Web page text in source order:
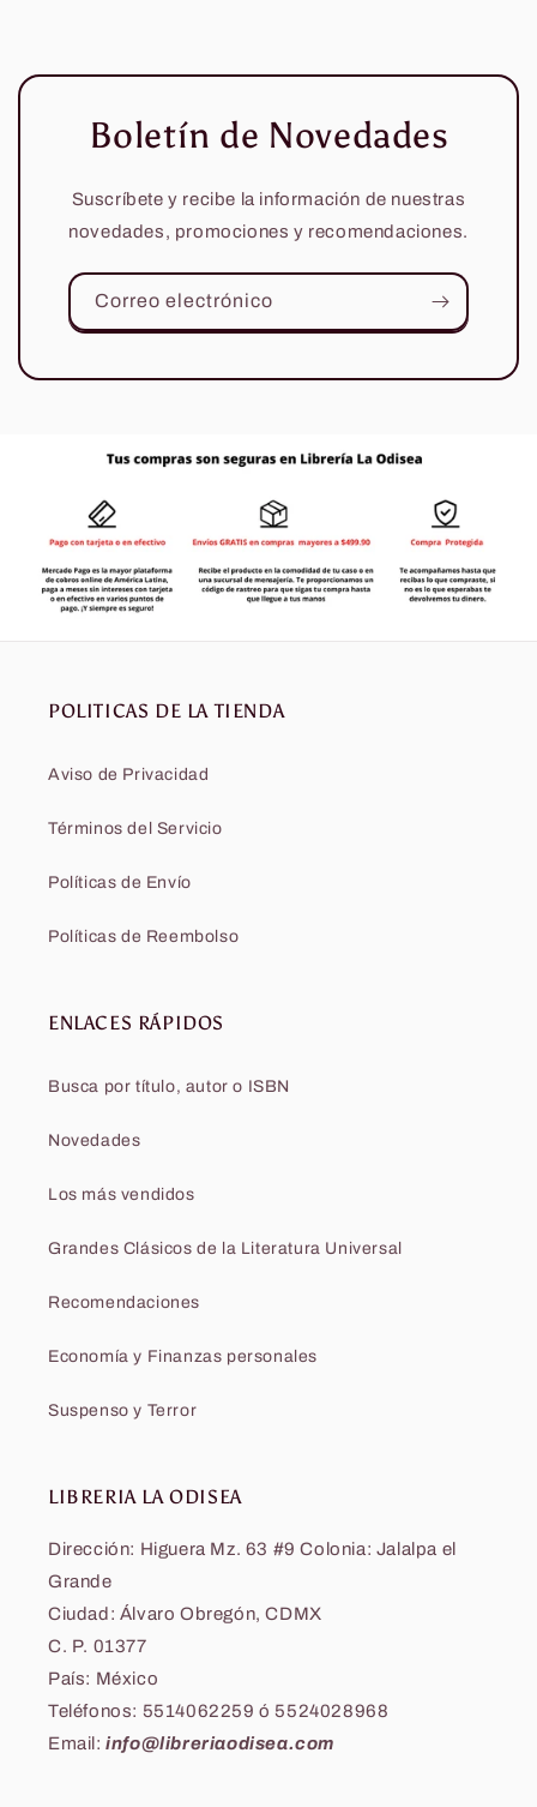
Boletín de Novedades
Suscríbete y recibe la información de nuestras
novedades, promociones y recomendaciones.
Correo electrónico
POLITICAS DE LA TIENDA
Aviso de Privacidad
Términos del Servicio
Políticas de Envío
Políticas de Reembolso
ENLACES RÁPIDOS
Busca por título, autor o ISBN
Novedades
Los más vendidos
Grandes Clásicos de la Literatura Universal
Recomendaciones
Economía y Finanzas personales
Suspenso y Terror
LIBRERIA LA ODISEA
Dirección: Higuera Mz. 63 #9 Colonia: Jalalpa el
Grande
Ciudad: Álvaro Obregón, CDMX
C. P. 01377
País: México
Teléfonos: 5514062259 ó 5524028968
Email: info@libreriaodisea.com